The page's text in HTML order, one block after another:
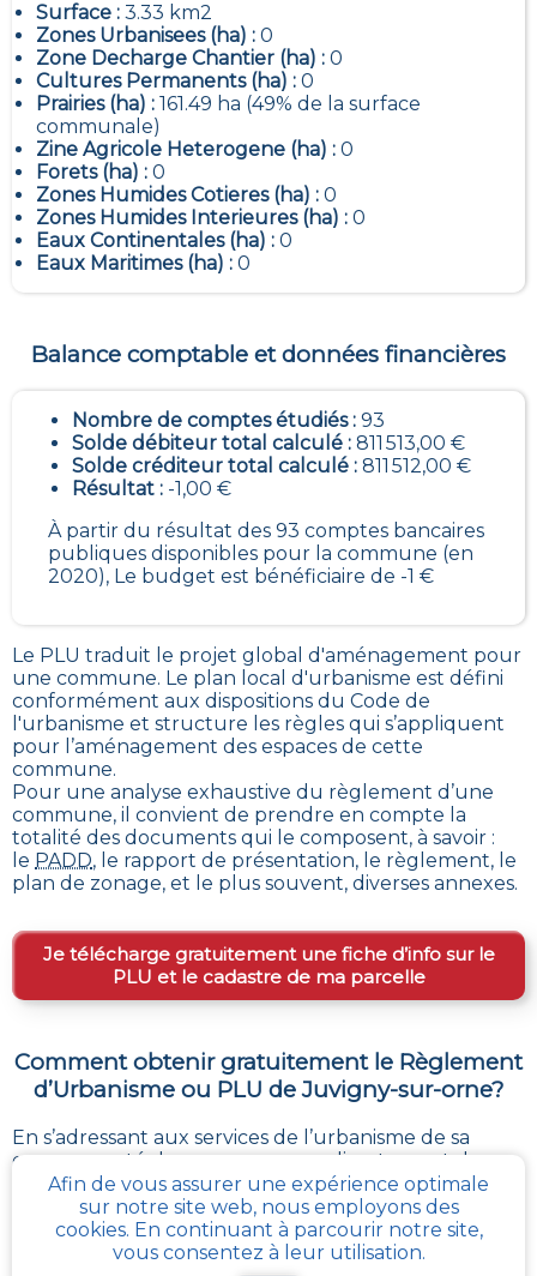
Surface : 3.33 km2
Zones Urbanisees (ha) : 0
Zone Decharge Chantier (ha) : 0
Cultures Permanents (ha) : 0
Prairies (ha) : 161.49 ha (49% de la surface
communale)
Zine Agricole Heterogene (ha) : 0
Forets (ha) : 0
Zones Humides Cotieres (ha) : 0
Zones Humides Interieures (ha) : 0
Eaux Continentales (ha) : 0
Eaux Maritimes (ha) : 0
Balance comptable et données financières
Nombre de comptes étudiés : 93
Solde débiteur total calculé : 811 513,00 €
Solde créditeur total calculé : 811 512,00 €
Résultat : -1,00 €
À partir du résultat des 93 comptes bancaires
publiques disponibles pour la commune (en
2020), Le budget est bénéficiaire de -1 €
Le PLU traduit le projet global d'aménagement pour
une commune. Le plan local d'urbanisme est défini
conformément aux dispositions du Code de
l'urbanisme et structure les règles qui s’appliquent
pour l’aménagement des espaces de cette
commune.
Pour une analyse exhaustive du règlement d’une
commune, il convient de prendre en compte la
totalité des documents qui le composent, à savoir :
le PADD, le rapport de présentation, le règlement, le
plan de zonage, et le plus souvent, diverses annexes.
Je télécharge gratuitement une fiche d’info sur le
PLU et le cadastre de ma parcelle
Comment obtenir gratuitement le Règlement
d’Urbanisme ou PLU de Juvigny-sur-orne?
En s’adressant aux services de l’urbanisme de sa
communauté de communes, ou directement de sa
commune, il est possibled’obtenir gratuitement les
différents documents du PLU.
Chaque administration locale a pour responsabilité
de maintenir à jour les documents d’urbanisme de
Afin de vous assurer une expérience optimale
sur notre site web, nous employons des
cookies. En continuant à parcourir notre site,
vous consentez à leur utilisation.